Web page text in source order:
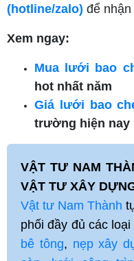
(hotline/zalo) để
Xem ngay:
Mua lưới bao
hot nhất năm
Giá lưới bao
trường hiện nay
VẬT TƯ NAM
VẬT TƯ XÂY
Vật tư Nam Thành
phối đầy đủ các loại
bê tông, nẹp xây